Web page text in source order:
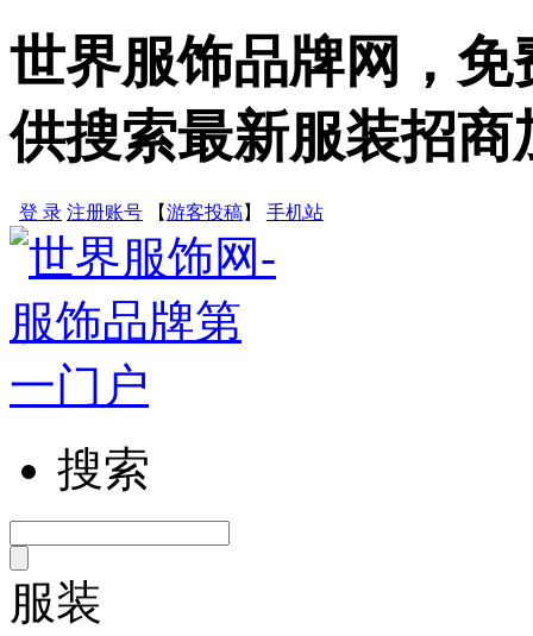
世界服饰品牌网，
供搜索最新服装招商
登 录 注册账号 【游客投稿】 手机站
搜索
服装